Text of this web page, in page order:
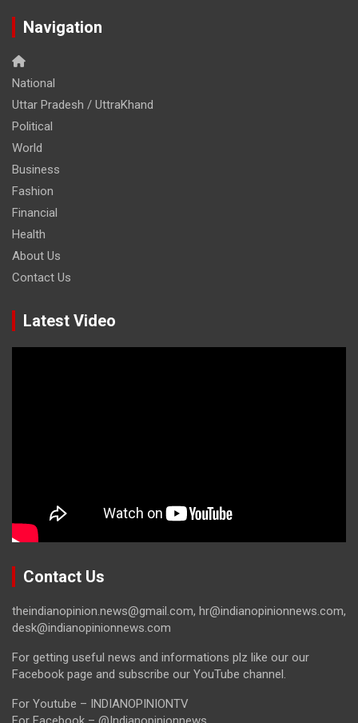
Navigation
National
Uttar Pradesh / UttraKhand
Political
World
Business
Fashion
Financial
Health
About Us
Contact Us
Latest Video
Contact Us
theindianopinion.news@gmail.com, hr@indianopinionnews.com,
desk@indianopinionnews.com
For getting useful news and informations plz like our our
Facebook page and subscribe our YouTube channel.
For Youtube – INDIANOPINIONTV